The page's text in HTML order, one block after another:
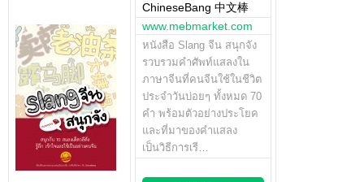
ChineseBang 中文棒
www.mebmarket.com
หนังสือ Slang จีน สนุกจัง
รวบรวมคำศัพท์แสลงใน
ภาษาจีนที่คนจีนใช้ในชีวิต
ประจำวันบ่อยๆ ทั้งหมด 70
คำ พร้อมตัวอย่างประโยค
และที่มาของคำแสลง
เป็นวิธีการเรี…